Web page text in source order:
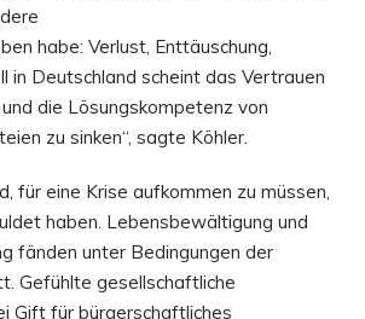
habe: Verlust, Enttäuschung,
in Deutschland scheint das Vertrauen
die Lösungskompetenz von
zu sinken“, sagte Köhler.
für eine Krise aufkommen zu müssen,
haben. Lebensbewältigung und
fänden unter Bedingungen der
Gefühlte gesellschaftliche
Gift für bürgerschaftliches